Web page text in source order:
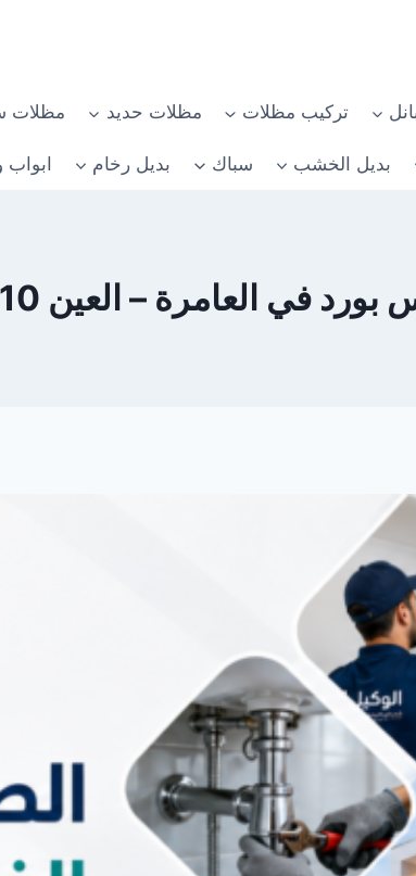
تركيب مظلات مظلات حديد مظلات
بديل الخشب سباك بديل رخام ابواب
العامرة – العين 0582482610